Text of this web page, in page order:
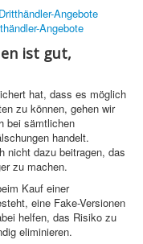
Angebote
Angebote
ist gut,
hat, dass es möglich
zu können, gehen wir
bei sämtlichen
handelt.
nicht dazu beitragen, das
zu machen.
Kauf einer
eine Fake-Versionen
helfen, das Risiko zu
eliminieren.